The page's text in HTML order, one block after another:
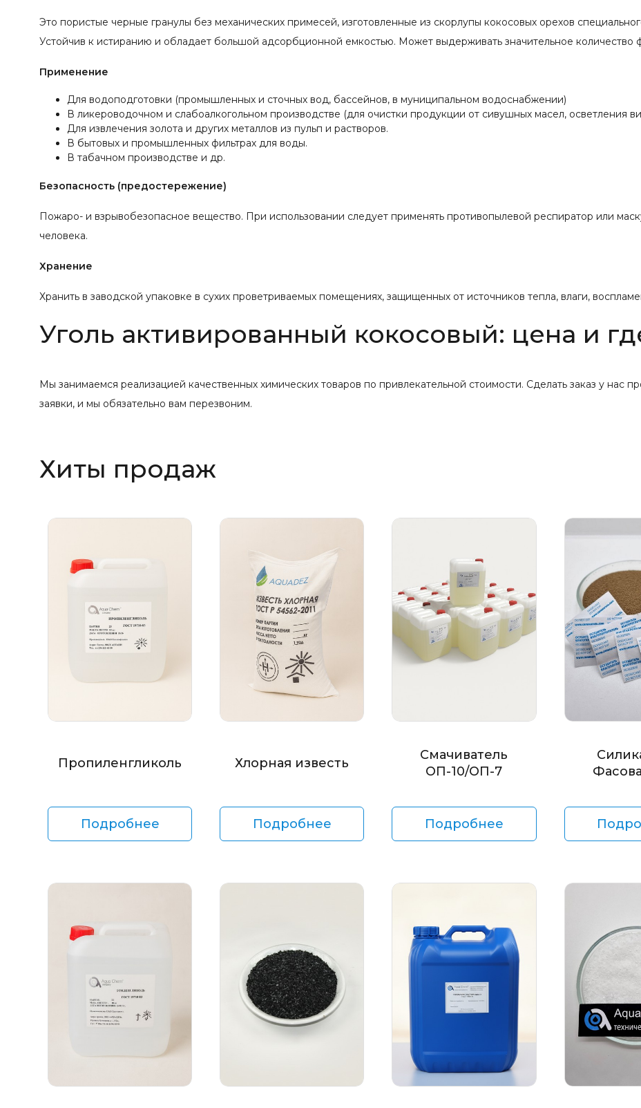
Это пористые черные гранулы без механических примесей, изготовленные из скорлупы кокосовых орехов
Устойчив к истиранию и обладает большой адсорбционной емкостью. Может выдерживать значительное количество
Применение
Для водоподготовки (промышленных и сточных вод, бассейнов, в муниципальном водоснабжении)
В ликероводочном и слабоалкогольном производстве (для очистки продукции от сивушных масел, осветления
Для извлечения золота и других металлов из пульп и растворов.
В бытовых и промышленных фильтрах для воды.
В табачном производстве и др.
Безопасность (предостережение)
Пожаро- и взрывобезопасное вещество. При использовании следует применять противопылевой респиратор или
человека.
Хранение
Хранить в заводской упаковке в сухих проветриваемых помещениях, защищенных от источников тепла, влаги,
Уголь активированный кокосовый: цена и
Мы занимаемся реализацией качественных химических товаров по привлекательной стоимости. Сделать заказ у нас
заявки, и мы обязательно вам перезвоним.
Хиты продаж
Пропиленгликоль
Подробнее
Хлорная известь
Подробнее
Смачиватель
ОП-10/ОП-7
Подробнее